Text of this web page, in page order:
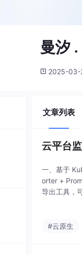
曼汐 .
2025-03-
文章列表
云平台
一、基于
orter +
导出工具，
#云原生